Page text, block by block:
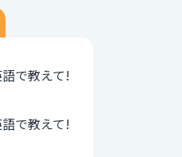
で教えて!
で教えて!